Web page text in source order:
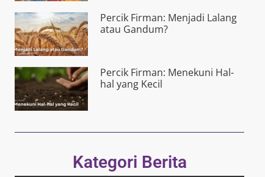
Percik Firman: Menjadi Lalang
atau Gandum?
Percik Firman: Menekuni Hal-
hal yang Kecil
Kategori Berita